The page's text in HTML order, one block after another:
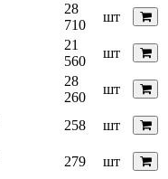
28
710
шт
21
560
шт
28
260
шт
258
шт
279
шт